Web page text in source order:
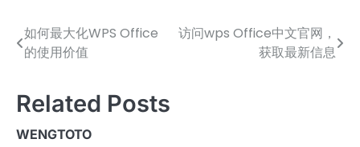
Post
navigation
如何最大化WPS Office
的使用价值
访问wps Office中文官网，
获取最新信息
Related Posts
WENGTOTO